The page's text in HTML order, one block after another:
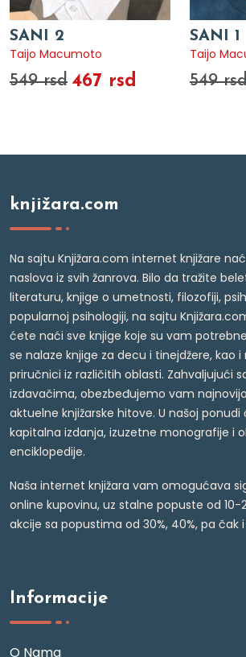
SANI 2
Taijo Macumoto
549 rsd 467 rsd
SANI 1
Taijo
549
knjižara.com
Na sajtu Knjižara.com internet knjižare
naslova iz svih žanrova. Bilo da tražite
literaturu, knjige o umetnosti, filozofiji,
popularnoj psihologiji, na sajtu
ćete naći sve knjige koje su vam
se nalaze knjige za decu i tinejdžere, kao
priručnici iz različitih oblasti. Zahvaljujući
izdavačima, obezbeđujemo vam
aktuelne knjižarske hitove. U našoj
kapitalna izdanja, izuzetne monografije i
enciklopedije.
Naša internet knjižara vam omogućava
online kupovinu, uz stalne popuste od 10-
akcije sa popustima od 30%, 40%, pa čak i
Informacije
O Nama